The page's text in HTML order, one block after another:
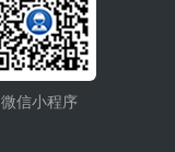
微信小程序